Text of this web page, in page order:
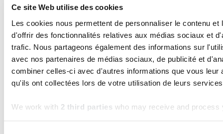
Ce site Web utilise des cookies
Les cookies nous permettent de personnaliser le contenu et
d'offrir des fonctionnalités relatives aux médias sociaux et
trafic. Nous partageons également des informations sur
avec nos partenaires de médias sociaux, de publicité et
combiner celles-ci avec d'autres informations que vous leur
qu'ils ont collectées lors de votre utilisation de leurs
We work with 2 third parties who may receive and process
2025
Lire l'article